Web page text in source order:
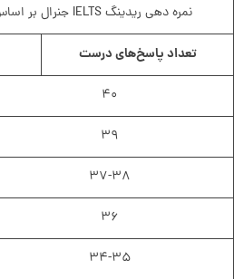
نمره دهی ریدینگ IELTS جنرال بر اساس تعداد پاسخ‌های درست:
تعداد پاسخ‌های درست
۴۰
۳۹
۳۷-۳۸
۳۶
۳۴-۳۵